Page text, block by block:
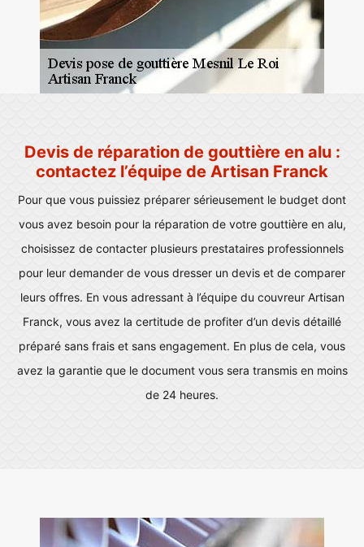
Devis de réparation de gouttière en alu :
contactez l’équipe de Artisan Franck
Pour que vous puissiez préparer sérieusement le budget dont
vous avez besoin pour la réparation de votre gouttière en alu,
choisissez de contacter plusieurs prestataires professionnels
pour leur demander de vous dresser un devis et de comparer
leurs offres. En vous adressant à l’équipe du couvreur Artisan
Franck, vous avez la certitude de profiter d’un devis détaillé
préparé sans frais et sans engagement. En plus de cela, vous
avez la garantie que le document vous sera transmis en moins
de 24 heures.